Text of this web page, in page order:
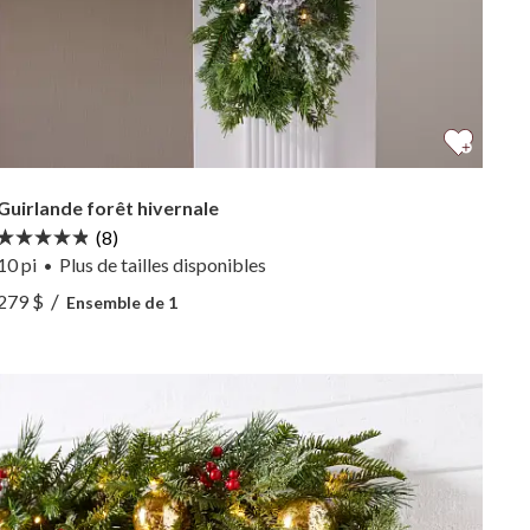
forêt hivernale
(8)
pi • Plus de taillesdisponibles
Guirlande forêt hivernale —
Guirlande forêt hivernale —
$ / Ensemble de 1